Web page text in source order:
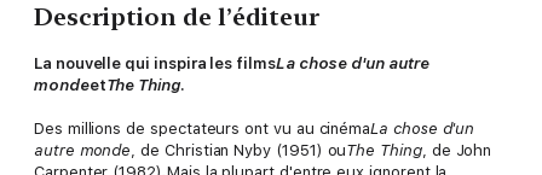
Description de l’éditeur
La nouvelle qui inspira les filmsLa chose d'un autre
mondeetThe Thing.
Des millions de spectateurs ont vu au cinémaLa chose d'un
autre monde , de Christian Nyby (1951) ouThe Thing, de John